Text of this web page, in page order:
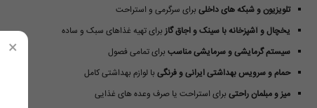
تلویزیون و شبکه های داخلی برای سرگرمی و استراحت
یخچال و آشپزخانه با سینک و اجاق گازبرای تهیه غذاهای سبک و ساده
سیستم گرمایشی و سرمایشی مناسب برای تمامی فصول
حمام و سرویس بهداشتی ایرانی و فرنگی با لوازم بهداشتی کامل
میز و مبلمان راحتی برای استراحت یا صرف وعده های غذایی
×